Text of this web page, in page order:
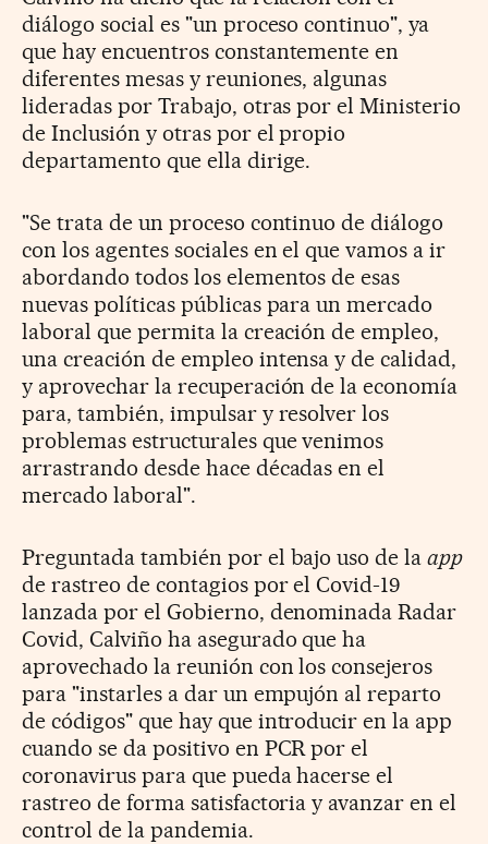
diálogo social es "un proceso continuo", ya
que hay encuentros constantemente en
diferentes mesas y reuniones, algunas
lideradas por Trabajo, otras por el Ministerio
de Inclusión y otras por el propio
departamento que ella dirige.
"Se trata de un proceso continuo de diálogo
con los agentes sociales en el que vamos a ir
abordando todos los elementos de esas
nuevas políticas públicas para un mercado
laboral que permita la creación de empleo,
una creación de empleo intensa y de calidad,
y aprovechar la recuperación de la economía
para, también, impulsar y resolver los
problemas estructurales que venimos
arrastrando desde hace décadas en el
mercado laboral".
Preguntada también por el bajo uso de laapp
de rastreo de contagios por el Covid-19
lanzada por el Gobierno, denominada Radar
Covid, Calviño ha asegurado que ha
aprovechado la reunión con los consejeros
para "instarles a dar un empujón al reparto
de códigos" que hay que introducir en la app
cuando se da positivo en PCR por el
coronavirus para que pueda hacerse el
rastreo de forma satisfactoria y avanzar en el
control de la pandemia.